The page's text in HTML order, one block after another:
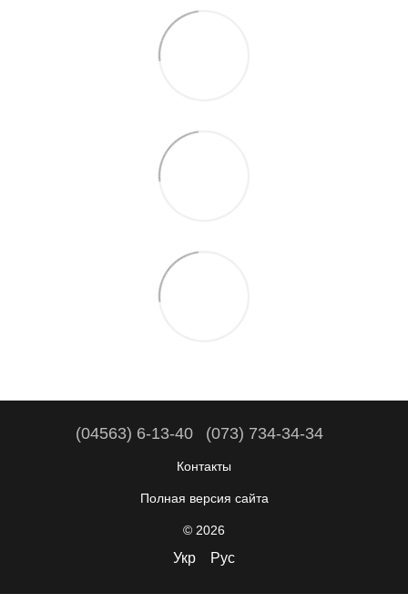
(04563) 6-13-40 (073) 734-34-34
Контакты
Полная версия сайта
© 2026
Укр Рус